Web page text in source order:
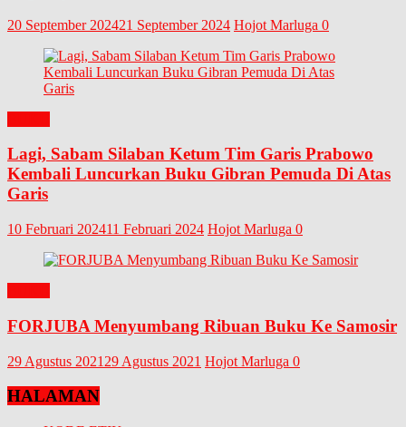
20 September 202421 September 2024 Hojot Marluga 0
Lagi, Sabam Silaban Ketum Tim Garis Prabowo
Kembali Luncurkan Buku Gibran Pemuda Di Atas
Garis
10 Februari 202411 Februari 2024 Hojot Marluga 0
FORJUBA Menyumbang Ribuan Buku Ke Samosir
29 Agustus 2021 29 Agustus 2021 Hojot Marluga 0
HALAMAN